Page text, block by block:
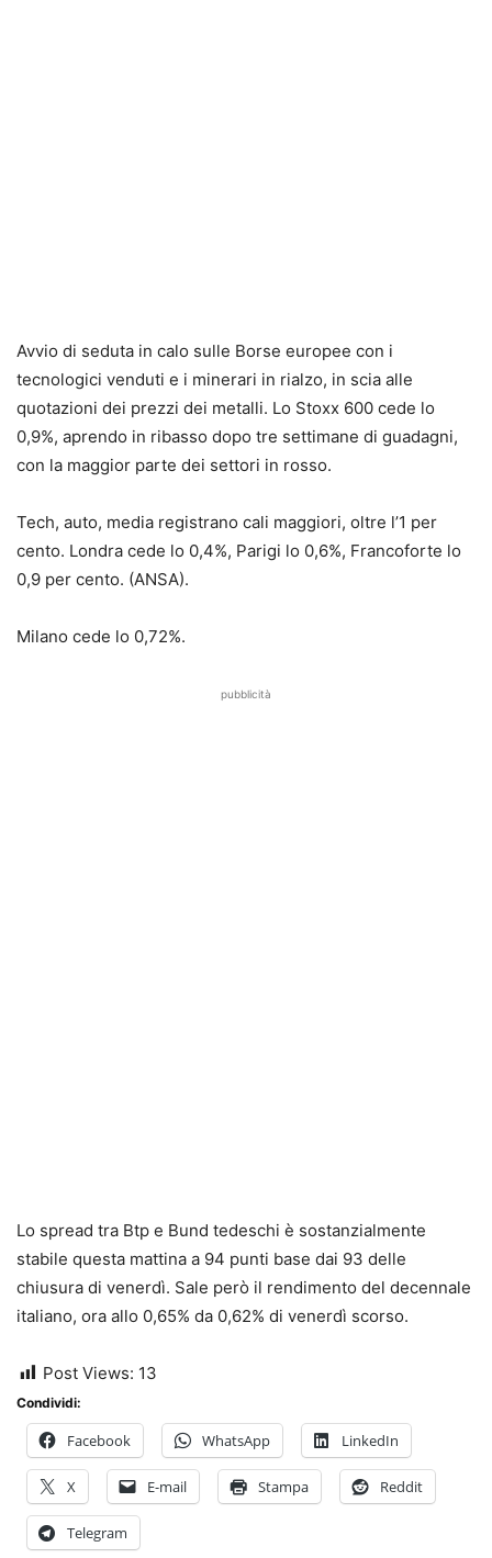
Avvio di seduta in calo sulle Borse europee con i
tecnologici venduti e i minerari in rialzo, in scia alle
quotazioni dei prezzi dei metalli. Lo Stoxx 600 cede lo
0,9%, aprendo in ribasso dopo tre settimane di guadagni,
con la maggior parte dei settori in rosso.
Tech, auto, media registrano cali maggiori, oltre l’1 per
cento. Londra cede lo 0,4%, Parigi lo 0,6%, Francoforte lo
0,9 per cento. (ANSA).
Milano cede lo 0,72%.
pubblicità
Lo spread tra Btp e Bund tedeschi è sostanzialmente
stabile questa mattina a 94 punti base dai 93 delle
chiusura di venerdì. Sale però il rendimento del decennale
italiano, ora allo 0,65% da 0,62% di venerdì scorso.
Post Views: 13
Condividi:
Facebook WhatsApp LinkedIn
X E-mail Stampa Reddit
Telegram